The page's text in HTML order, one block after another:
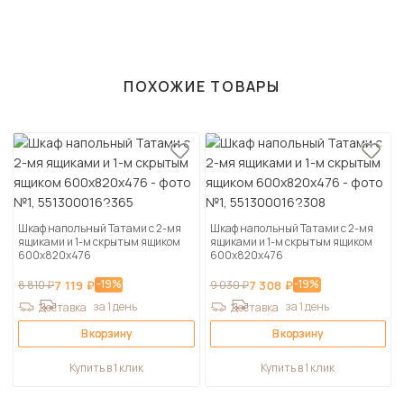
ПОХОЖИЕ ТОВАРЫ
Шкаф напольный Татами с 2-мя
ящиками и 1-м скрытым ящиком
600х820х476
8 810 ₽7 119 ₽-19%
Доставка за 1 день
В корзину
Купить в 1 клик
Шкаф напольный Татами с 2-мя
ящиками и 1-м скрытым ящиком
600х820х476
9 030 ₽7 308 ₽-19%
Доставка за 1 день
В корзину
Купить в 1 клик